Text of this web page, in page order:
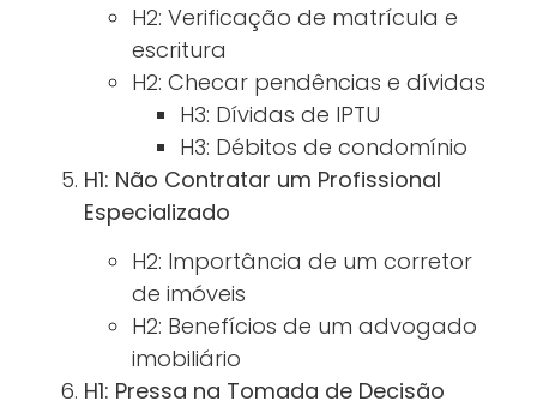
H2: Verificação de matrícula e
escritura
H2: Checar pendências e dívidas
H3: Dívidas de IPTU
H3: Débitos de condomínio
H1: Não Contratar um Profissional
Especializado
H2: Importância de um corretor
de imóveis
H2: Benefícios de um advogado
imobiliário
H1: Pressa na Tomada de Decisão